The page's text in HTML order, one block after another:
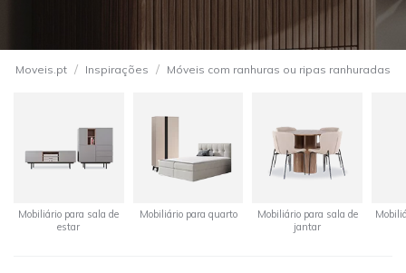
Moveis.pt / Inspirações / Móveis com ranhuras ou ripas ranhuradas
Mobiliário para sala de
estar
Mobiliário para quarto
Mobiliário para sala de
jantar